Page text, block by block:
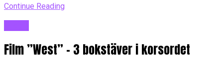
Continue Reading
Film ”West” – 3 bokstäver i korsordet